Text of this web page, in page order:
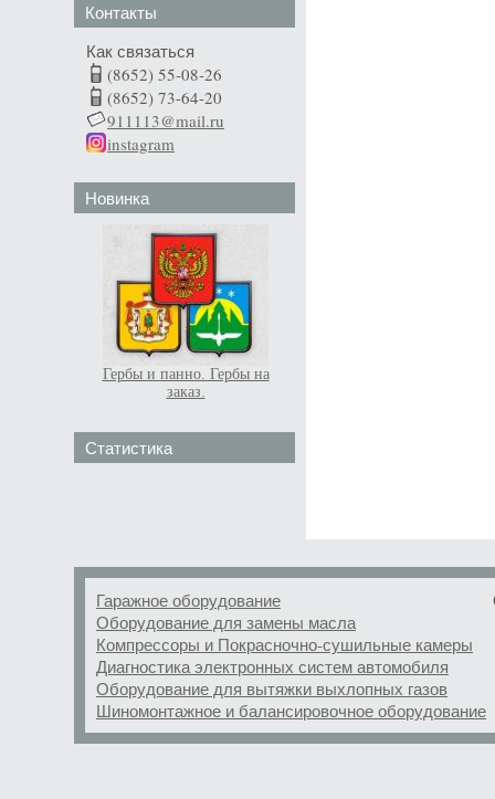
Контакты
Как связаться
(8652) 55-08-26
(8652) 73-64-20
911113@mail.ru
instagram
Новинка
Гербы и панно. Гербы на
заказ.
Статистика
Гаражное оборудование
Оборудование для замены масла
Компрессоры и Покрасночно-сушильные камеры
Диагностика электронных систем автомобиля
Оборудование для вытяжки выхлопных газов
Шиномонтажное и балансировочное оборудование